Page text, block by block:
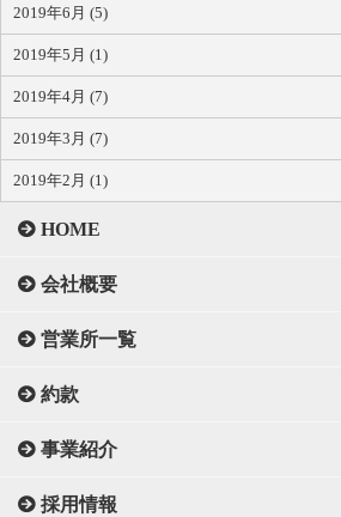
2019年6月 (5)
2019年5月 (1)
2019年4月 (7)
2019年3月 (7)
2019年2月 (1)
HOME
会社概要
営業所一覧
約款
事業紹介
採用情報